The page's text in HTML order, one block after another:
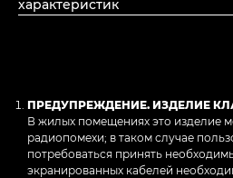
характеристик
ПРЕДУПРЕЖДЕНИЕ. ИЗДЕЛИЕ
В жилых помещениях это изделие
радиопомехи; в таком случае
потребоваться принять
экранированных кабелей